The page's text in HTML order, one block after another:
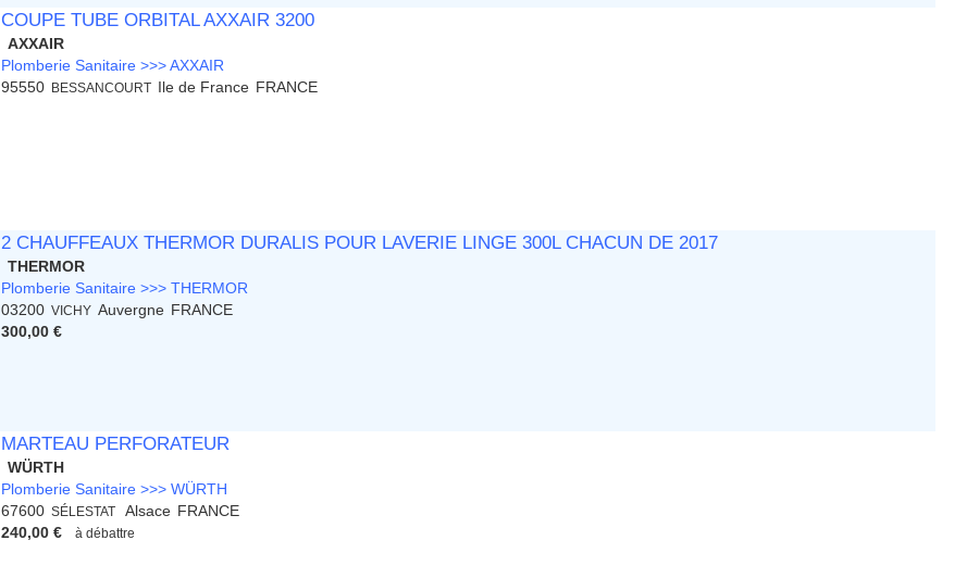
COUPE TUBE ORBITAL AXXAIR 3200
AXXAIR
Plomberie Sanitaire >>> AXXAIR
95550
BESSANCOURT Ile de France FRANCE
2 CHAUFFEAUX THERMOR DURALIS POUR LAVERIE LINGE 300L CHACUN DE 2017
THERMOR
Plomberie Sanitaire >>> THERMOR
03200 VICHY Auvergne FRANCE
300,00 €
MARTEAU PERFORATEUR
WÜRTH
Plomberie Sanitaire >>> WÜRTH
67600 SÉLESTAT Alsace FRANCE
240,00 €
à débattre